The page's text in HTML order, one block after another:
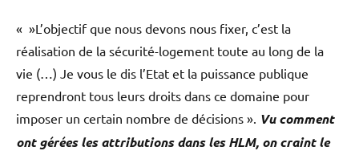
« »L’objectif que nous devons nous fixer, c’est la
réalisation de la sécurité-logement toute au long de la
vie (…) Je vous le dis l’Etat et la puissance publique
reprendront tous leurs droits dans ce domaine pour
imposer un certain nombre de décisions ». Vu comment
ont gérées les attributions dans les HLM, on craint le